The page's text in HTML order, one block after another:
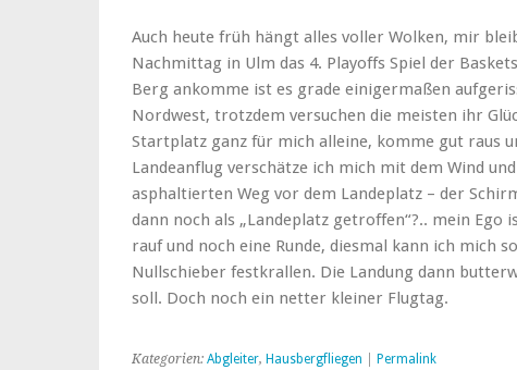
Auch heute früh hängt alles voller Wolken, mir
Nachmittag in Ulm das 4. Playoffs Spiel der
Berg ankomme ist es grade einigermaßen
Nordwest, trotzdem versuchen die meisten ihr
Startplatz ganz für mich alleine, komme gut raus
Landeanflug verschätze ich mich mit dem Wind
asphaltierten Weg vor dem Landeplatz – der
dann noch als „Landeplatz getroffen“?.. mein Ego
rauf und noch eine Runde, diesmal kann ich mich
Nullschieber festkrallen. Die Landung dann
soll. Doch noch ein netter kleiner Flugtag.
Kategorien: Abgleiter, Hausbergfliegen Permalink